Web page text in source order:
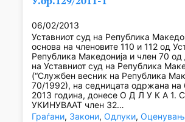
06/02/2013
Уставниот суд на Република
основа на членовите 110 и 112 од
Република Македонија и член 70 од
на Уставниот суд на Република
(“Службен весник на Република
70/1992), на седницата одржана на
2013 година, донесе О Д Л У К А 1.
УКИНУВААТ член 32…
Граѓани, Закони, Одлуки,